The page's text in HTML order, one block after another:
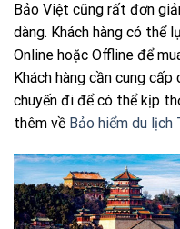
Bảo Việt cũng rất đơn
dàng. Khách hàng có thể
Online hoặc Offline để
Khách hàng cần cung
chuyến đi để có thể kịp
thêm về Bảo hiểm du lịch